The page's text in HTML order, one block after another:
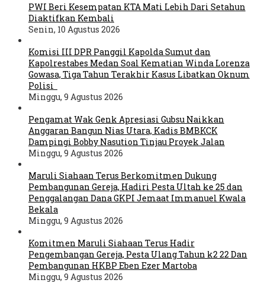
PWI Beri Kesempatan KTA Mati Lebih Dari Setahun
Diaktifkan Kembali
Senin, 10 Agustus 2026
Komisi III DPR Panggil Kapolda Sumut dan
Kapolrestabes Medan Soal Kematian Winda Lorenza
Gowasa, Tiga Tahun Terakhir Kasus Libatkan Oknum
Polisi
Minggu, 9 Agustus 2026
Pengamat Wak Genk Apresiasi Gubsu Naikkan
Anggaran Bangun Nias Utara, Kadis BMBKCK
Dampingi Bobby Nasution Tinjau Proyek Jalan
Minggu, 9 Agustus 2026
Maruli Siahaan Terus Berkomitmen Dukung
Pembangunan Gereja, Hadiri Pesta Ultah ke 25 dan
Penggalangan Dana GKPI Jemaat Immanuel Kwala
Bekala
Minggu, 9 Agustus 2026
Komitmen Maruli Siahaan Terus Hadir
Pengembangan Gereja, Pesta Ulang Tahun k2 22 Dan
Pembangunan HKBP Eben Ezer Martoba
Minggu, 9 Agustus 2026